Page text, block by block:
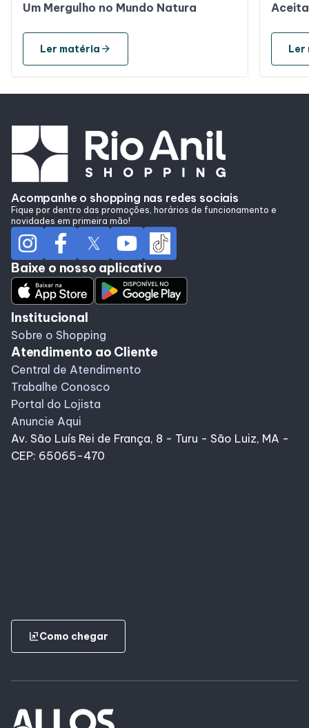
Um Mergulho no Mundo Natura
Ler matéria arrow_forward Ler
Acompanhe o shopping nas redes sociais
Fique por dentro das promoções, horários de funcionamento e
novidades em primeira mão!
Baixe o nosso aplicativo
Institucional
Sobre o Shopping
Atendimento ao Cliente
Central de Atendimento
Trabalhe Conosco
Portal do Lojista
Anuncie Aqui
Av. São Luís Rei de França, 8 - Turu - São Luiz, MA -
CEP: 65065-470
ungroupComo chegar